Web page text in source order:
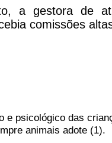
a gestora de
comissões
e psicológico das
animais adote (1).